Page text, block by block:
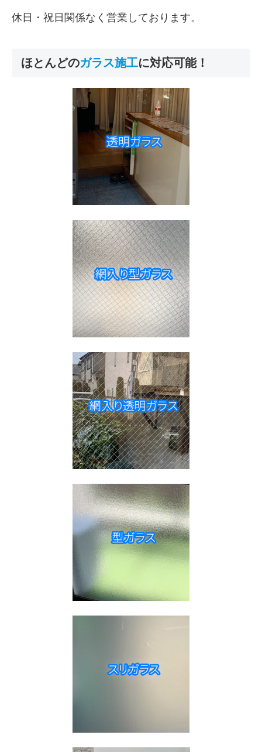
休日・祝日関係なく営業しております。
ほとんどのガラス施工に対応可能！